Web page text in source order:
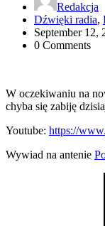
Redakcja
Dźwięki radia,
September 12,
0 Comments
W oczekiwaniu na
chyba się zabiję
Youtube: https://
Wywiad na antenie